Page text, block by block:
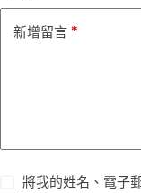
新增留言 *
將我的姓名、電子